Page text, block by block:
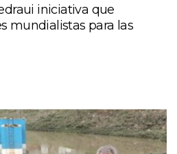
iniciativa que
mundialistas para las